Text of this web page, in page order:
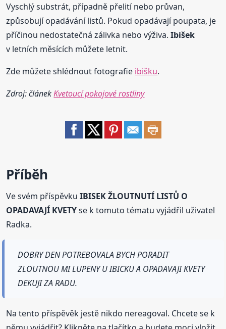
Vyschlý substrát, případně přelití nebo průvan,
způsobují opadávání listů. Pokud opadávají poupata, je
příčinou nedostatečná zálivka nebo výživa.Ibišek
v letních měsících můžete letnit.
Zde můžete shlédnout fotografie ibišku.
Zdroj: článekKvetoucí pokojové rostliny
Příběh
Ve svém příspěvkuIBISEK ŽLOUTNUTÍ LISTŮ O
OPADAVAJÍ KVETYse k tomuto tématu vyjádřil uživatel
Radka.
DOBRY DEN POTREBOVALA BYCH PORADIT
ZLOUTNOU MI LUPENY U IBICKU A OPADAVAJI KVETY
DEKUJI ZA RADU.
Na tento příspěvěk jestě nikdo nereagoval. Chcete se k